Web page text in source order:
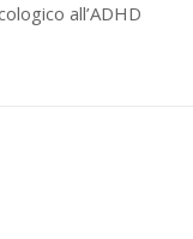
all’ADHD